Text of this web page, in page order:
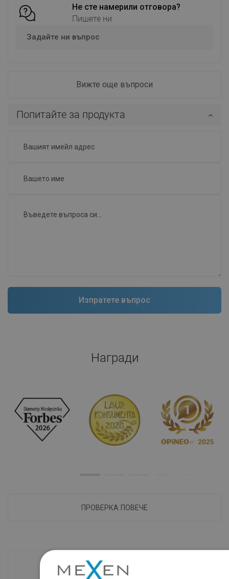
Не сте намерили отговора?
Пишете ни
Задайте ни въпрос
Вижте още въпроси
Попитайте за продукта
Награди
ПРОВЕРКА ПОВЕЧЕ